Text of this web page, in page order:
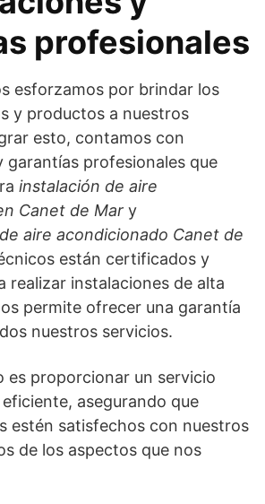
profesionales
esforzamos por brindar los
y productos a nuestros
esto, contamos con
garantías profesionales que
instalación de aire
Canet de Mar y
aire acondicionado Canet de
están certificados y
realizar instalaciones de alta
permite ofrecer una garantía
nuestros servicios.
es proporcionar un servicio
asegurando que
estén satisfechos con nuestros
de los aspectos que nos